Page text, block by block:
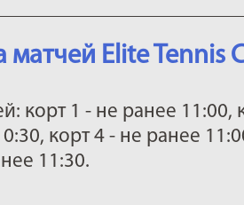
матчей Elite Tennis
корт 1 - не ранее 11:00,
корт 4 - не ранее
11:30.